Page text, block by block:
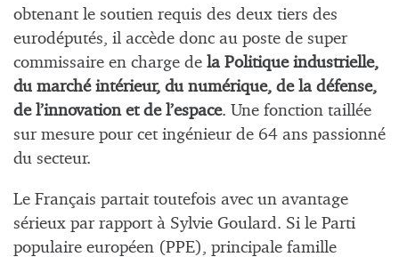
obtenant le soutien requis des deux tiers des
eurodéputés, il accède donc au poste de super
commissaire en charge de la Politique industrielle,
du marché intérieur, du numérique, de la défense,
de l’innovation et de l’espace. Une fonction taillée
sur mesure pour cet ingénieur de 64 ans passionné
du secteur.
Le Français partait toutefois avec un avantage
sérieux par rapport à Sylvie Goulard. Si le Parti
populaire européen (PPE), principale famille